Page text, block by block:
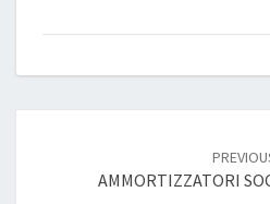
AMMORTIZZATORI